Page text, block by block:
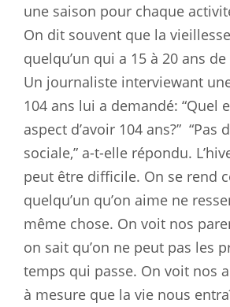
une saison pour chaque
On dit souvent que la
quelqu’un qui a 15 à 20 ans
Un journaliste interviewant
104 ans lui a demandé: “Quel
aspect d’avoir 104 ans?” “Pas
sociale,” a-t-elle répondu.
peut être difficile. On se rend
quelqu’un qu’on aime ne
même chose. On voit nos
on sait qu’on ne peut pas les
temps qui passe. On voit nos
à mesure que la vie nous